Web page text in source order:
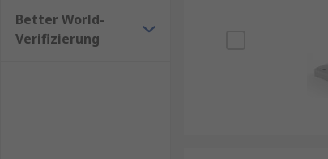
Better World-
Verifizierung